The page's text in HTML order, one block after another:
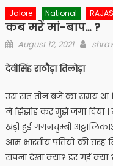
Jalore National
कब मरें मां-बाप… ?
Posted
August 12, 2021
देवीसिंह राठौड़ा तिलोड़ा
उस रात तीन बजे का समय था
ने झिंझोड़ कर मुझे जगा दिया
खड़ी हुई गगनचुम्बी
आम भारतीय पतियों की तरह
सपना देखा क्या? डर गईं